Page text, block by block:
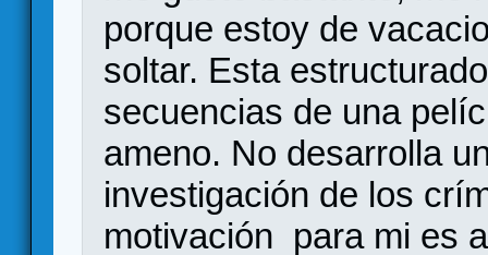
porque estoy de
soltar. Esta
secuencias de una
ameno. No desarrolla
investigación de los
motivación para mi es